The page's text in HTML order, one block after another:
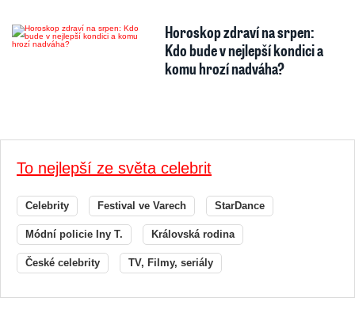
Horoskop zdraví na srpen:
Kdo bude v nejlepší kondici a
komu hrozí nadváha?
To nejlepší ze světa celebrit
Celebrity Festival ve Varech StarDance
Módní policie Iny T. Královská rodina
České celebrity TV, Filmy, seriály